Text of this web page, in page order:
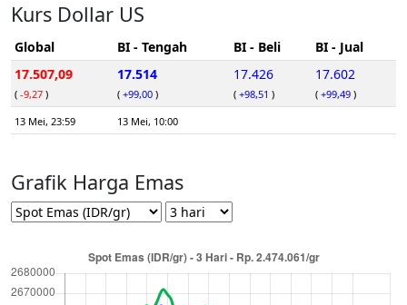
Kurs Dollar US
Global BI - Tengah BI - Beli
BI - Jual
17.507,09
( -9,27 )
17.514
( +99,00 )
17.426
( +98,51 )
17.602
( +99,49 )
13 Mei, 23:59
13 Mei, 10:00
Grafik Harga Emas